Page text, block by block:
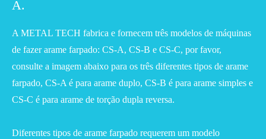
A.
A METAL TECH fabrica e fornecem três modelos de máquinas
de fazer arame farpado: CS-A, CS-B e CS-C, por favor,
consulte a imagem abaixo para os três diferentes tipos de arame
farpado, CS-A é para arame duplo, CS-B é para arame simples e
CS-C é para arame de torção dupla reversa.
Diferentes tipos de arame farpado requerem um modelo